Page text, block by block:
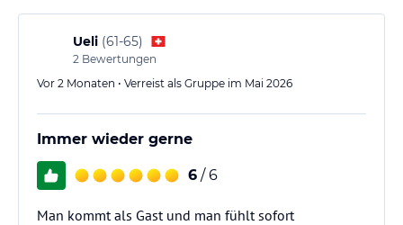
Ueli (61-65)
2 Bewertungen
Vor 2 Monaten • Verreist als Gruppe im Mai 2026
Immer wieder gerne
6 / 6
Man kommt als Gast und man fühlt sofort